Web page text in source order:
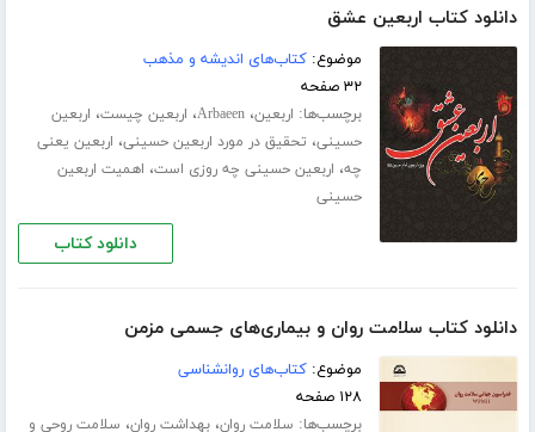
دانلود کتاب اربعین عشق
موضوع:کتاب‌های اندیشه و مذهب
۳۲ صفحه
برچسب‌ها: اربعین،Arbaeen، اربعین چیست، اربعین
حسینی، تحقیق در مورد اربعین حسینی، اربعین یعنی
چه، اربعین حسینی چه روزی است، اهمیت اربعین
حسینی
دانلود کتاب
دانلود کتاب سلامت روان و بیماری‌های جسمی مزمن
موضوع:کتاب‌های روانشناسی
۱۲۸ صفحه
برچسب‌ها: سلامت روان،بهداشت روان، سلامت روحی و